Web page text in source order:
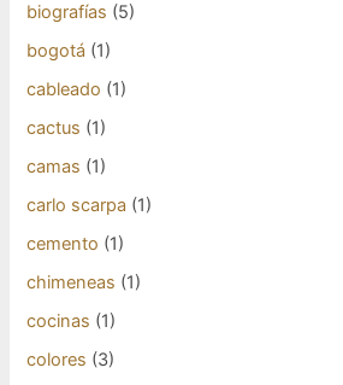
biografías (5)
bogotá (1)
cableado (1)
cactus (1)
camas (1)
carlo scarpa (1)
cemento (1)
chimeneas (1)
cocinas (1)
colores (3)